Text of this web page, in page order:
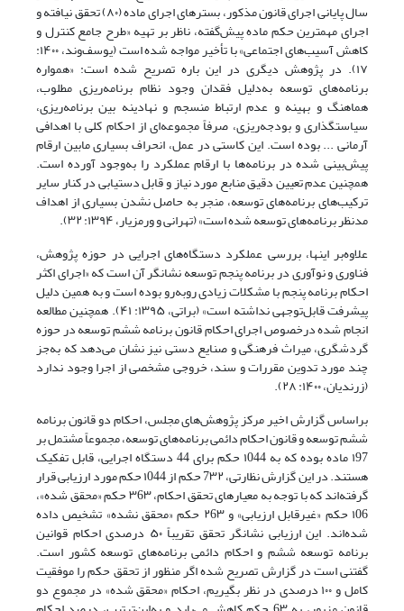
سال پایانی اجرای قانون مذکور، بسترهای اجرای ماده (۸۰) تحقق نیافته و
اجرای مهمترین حکم ماده پیش‌گفته، ناظر بر تهیه «طرح جامع کنترل و
کاهش آسیب‌های اجتماعی» با تأخیر مواجه شده است (یوسف‌وند، ۱۴۰۰:
۱۷). در پژوهش دیگری در این ‌باره تصریح شده است:‌ «همواره
برنامه‌های توسعه به‌دلیل فقدان وجود نظام برنامه‌ریزی مطلوب،
هماهنگ و بهینه و عدم ارتباط منسجم و نهادینه بین برنامه‌ریزی،
سیاستگذاری و بودجه‌ریزی، صرفاً مجموعه‌ای از احکام کلی با‌ اهدافی
آرمانی ... بوده است. این کاستی در عمل، انحراف بسیاری مابین ارقام
پیش‌بینی‌ شده در برنامه‌ها با ارقام عملکرد را به‌وجود آورده است.
همچنین‌‌ عدم تعیین دقیق منابع مورد نیاز و قابل دستیابی در کنار سایر
ترکیب‌های برنامه‌های توسعه، منجر به حاصل ‌نشدن بسیاری از اهداف
مدنظر برنامه‌های توسعه ‌شده است» (تهرانی و ورمزیار، ۱۳۹۴: ۳۲).
علاوه‌بر اینها، بررسی عملکرد دستگاه‌های اجرایی در حوزه پژوهش،
فناوری و نوآوری در برنامه پنجم توسعه نشانگر آن است که «اجرای اکثر
احکام برنامه پنجم با مشکلات زیادی روبه‌رو بوده است و به همین دلیل
پیشرفت قابل‌توجهی نداشته است» (براتی، ۱۳۹۵: ۴۱). همچنین مطالعه
انجام ‌شده درخصوص اجرای احکام قانون برنامه ششم توسعه در حوزه
گردشگری،‌ میراث فرهنگی و صنایع دستی نیز نشان می‌دهد که به‌جز
چند مورد تدوین مقررات و سند، خروجی مشخصی از اجرا وجود ندارد
(زرندیان، ۱۴۰۰: ۲۸).
بر‌اساس گزارش اخیر مرکز پژوهش‌های مجلس، احکام دو قانون برنامه
ششم توسعه و قانون احکام دائمی برنامه‌های توسعه، مجموعاً مشتمل بر
۱97 ماده بوده‌ که به ۱044 حکم برای 44 دستگاه اجرایی، قابل تفکیک
هستند. در این گزارش نظارتی، 7۳۲ حکم از ۱044 حکم مورد ارزیابی قرار
گرفته‌اند که با توجه به معیارهای تحقق احکام، ۳6۳ حکم «محقق شده»،
۱06 حکم «غیرقابل ارزیابی» و ۲6۳ حکم «محقق ‌نشده» تشخیص داده
شده‌اند. این ارزیابی نشانگر تحقق تقریباً ۵۰ درصدی احکام قوانین
برنامه توسعه ششم و احکام دائمی برنامه‌های توسعه کشور است.
گفتنی است در گزارش تصریح شده اگر منظور از تحقق حکم را موفقیت
کامل و ۱۰۰ درصدی در نظر بگیریم، احکام «محقق‌ شده» در مجموع دو